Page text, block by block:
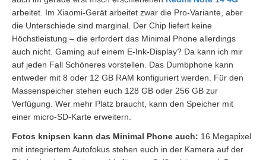
arbeitet. Im Xiaomi-Gerät arbeitet zwar die Pro-Variante, aber
die Unterschiede sind marginal. Der Chip liefert keine
Höchstleistung – die erfordert das Minimal Phone allerdings
auch nicht. Gaming auf einem E-Ink-Display? Da kann ich mir
auf jeden Fall Schöneres vorstellen. Das Dumbphone kann
entweder mit 8 oder 12 GB RAM konfiguriert werden. Für den
Massenspeicher stehen euch 128 GB oder 256 GB zur
Verfügung. Wer mehr Platz braucht, kann den Speicher mit
einer micro-SD-Karte erweitern.
Fotos knipsen kann das Minimal Phone auch: 16 Megapixel
mit integriertem Autofokus stehen euch in der Kamera auf der